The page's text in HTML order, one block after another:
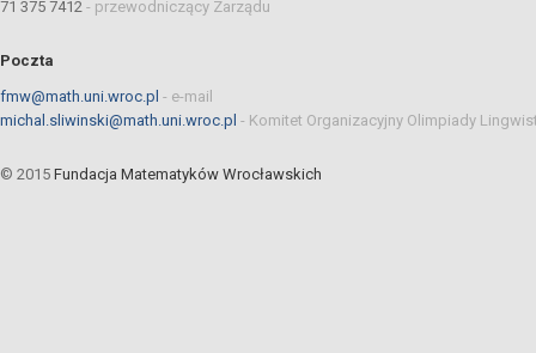
71 375 7412 - przewodniczący Zarządu
Poczta
fmw@math.uni.wroc.pl - e-mail
michal.sliwinski@math.uni.wroc.pl - Komitet Organizacyjny Olimpiady
© 2015 Fundacja Matematyków Wrocławskich